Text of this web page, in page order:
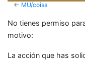
← MU/coisa
No tienes permiso
motivo:
La acción que has